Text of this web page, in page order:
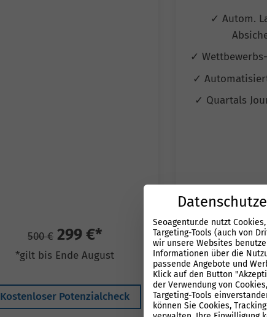
500 € 299 €*
*gilt bis Ende August
Kostenloser Potenzialcheck
✓ Autom.
✓
✓
✓ Quartals
900 €
*gilt bis
Kostenloser
Seoagentur.de nutzt
Targeting-Tools (auch von
wir unsere Websites
Informationen über die
passende Angebote und
Klick auf den Button
der Verwendung von
Targeting-Tools
können Sie Cookies,